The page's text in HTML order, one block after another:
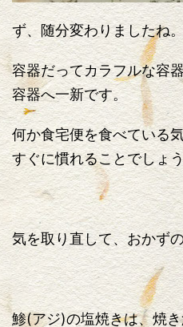
ず、随分変わりましたね
容器だってカラフルな容
容器へ一新です。
何か食宅便を食べている
すぐに慣れることでしょ
気を取り直して、おかず
鯵(アジ)の塩焼きは、焼